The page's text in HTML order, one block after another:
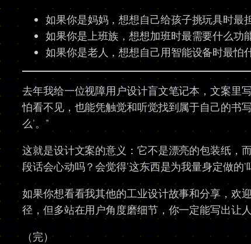
如果你是妈妈，想想自己给孩子挑玩具时最
如果你是上班族，想想加班时最需要什么功
如果你是老人，想想自己用智能设备时最怕
去年我给一位视障用户设计盲文笔记本，文案里
怕看不见，也能凭触觉和听觉找到属于自己的书
么’。”
这就是设计文案的意义：它不是漂亮的包装纸，
段话会心动吗？会觉得‘这东西是为我量身定做的’
如果你想看看我其他的工业设计故事和分享，欢
径，但多站在用户角度磨细节，你一定能写出让人
（完）